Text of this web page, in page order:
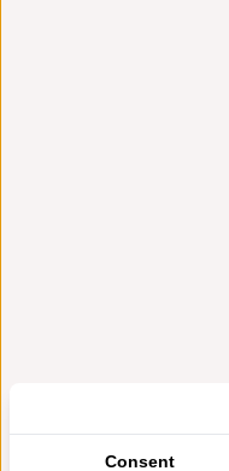
Consent
Pipeshop Points